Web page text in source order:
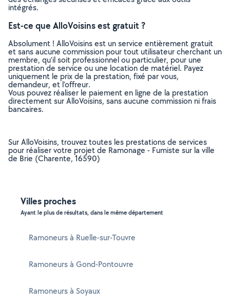
intégrés.
Est-ce que AlloVoisins est gratuit ?
Absolument ! AlloVoisins est un service entièrement gratuit
et sans aucune commission pour tout utilisateur cherchant un
membre, qu’il soit professionnel ou particulier, pour une
prestation de service ou une location de matériel. Payez
uniquement le prix de la prestation, fixé par vous,
demandeur, et l’offreur.
Vous pouvez réaliser le paiement en ligne de la prestation
directement sur AlloVoisins, sans aucune commission ni frais
bancaires.
Sur AlloVoisins, trouvez toutes les prestations de services
pour réaliser votre projet de Ramonage - Fumiste sur la ville
de Brie (Charente, 16590)
Villes proches
Ayant le plus de résultats, dans le même département
Ramoneurs à Ruelle-sur-Touvre
Ramoneurs à Gond-Pontouvre
Ramoneurs à Soyaux